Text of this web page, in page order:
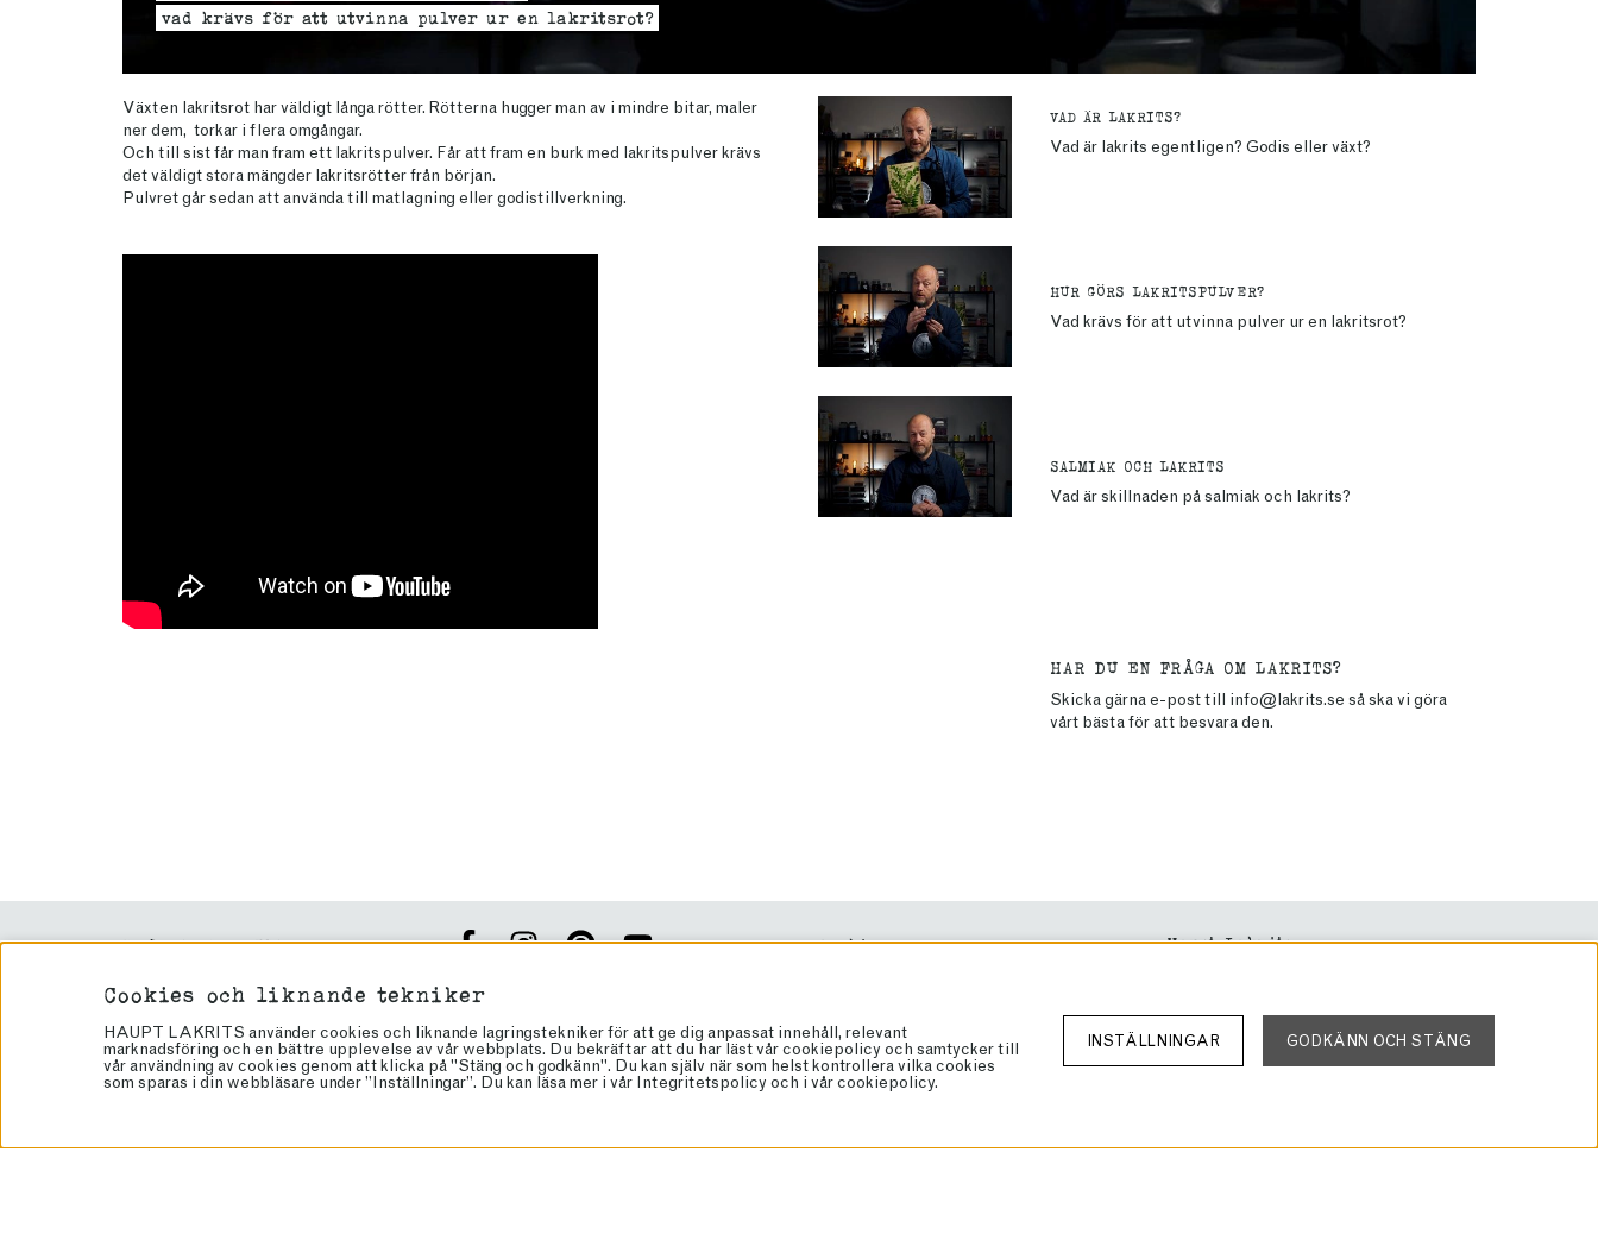
vad krävs för att utvinna pulver ur en lakritsrot?
Växten lakritsrot har väldigt långa rötter. Rötterna hugger man av i mindre bitar, maler
ner dem, torkar i flera omgångar.
Och till sist får man fram ett lakritspulver. Får att fram en burk med lakritspulver krävs
det väldigt stora mängder lakritsrötter från början.
Pulvret går sedan att använda till matlagning eller godistillverkning.
VAD ÄR LAKRITS?
Vad är lakrits egentligen? Godis eller växt?
HUR GÖRS LAKRITSPULVER?
Vad krävs för att utvinna pulver ur en lakritsrot?
SALMIAK OCH LAKRITS
Vad är skillnaden på salmiak och lakrits?
HAR DU EN FRÅGA OM LAKRITS?
Skicka gärna e-post till info@lakrits.se så ska vi göra
vårt bästa för att besvara den.
VEGANSK LAKRITS
HÖGTIDER
KAMPANJ
GLUTENFRITT
Håll dig uppdaterad med vårt nyhetsbrev!
ANMÄL
Cookies
Brand Ambassador
Bli återförsäljare
Haupt Lakrits
info@lakrits.se
Tel: 08-81 81 00
Org: 556934-4327
Cookies och liknande tekniker
HAUPT LAKRITS använder cookies och liknande lagringstekniker för att ge dig anpassat innehåll, relevant
marknadsföring och en bättre upplevelse av vår webbplats. Du bekräftar att du har läst vår cookiepolicy och samtycker till
vår användning av cookies genom att klicka på "Stäng och godkänn". Du kan själv när som helst kontrollera vilka cookies
som sparas i din webbläsare under ”Inställningar”. Du kan läsa mer i vår Integritetspolicy och i vårcookiepolicy.
INSTÄLLNINGAR GODKÄNN OCH STÄNG